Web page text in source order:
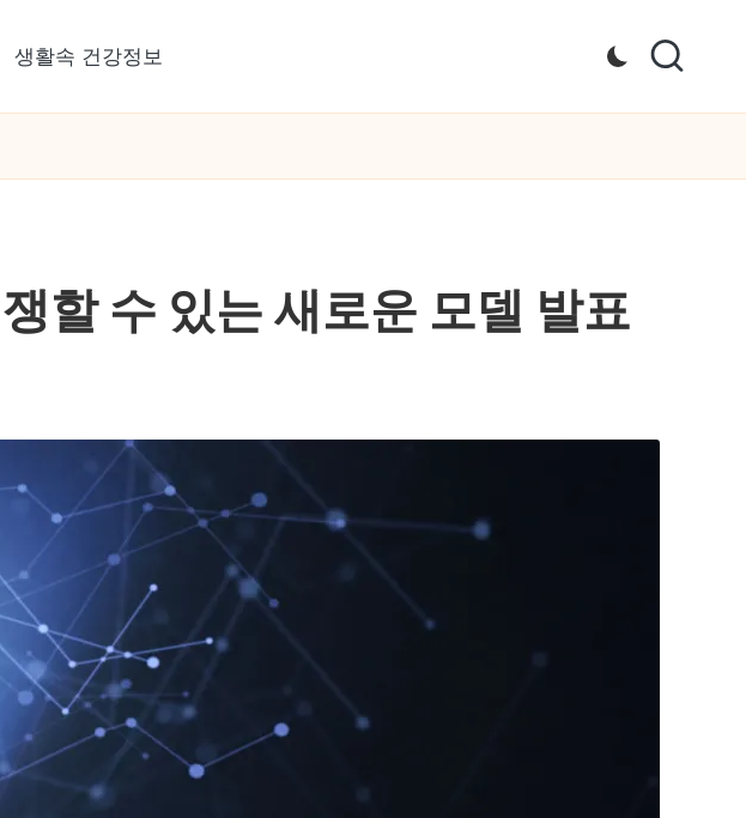
생활속 건강정보
할 수 있는 새로운 모델 발표